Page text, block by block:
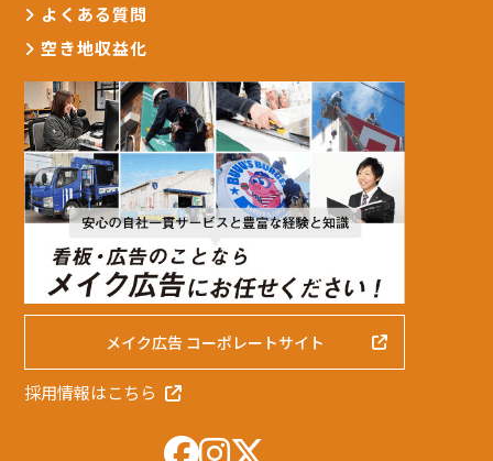
よくある質問
空き地収益化
メイク広告 コーポレートサイト
採用情報はこちら